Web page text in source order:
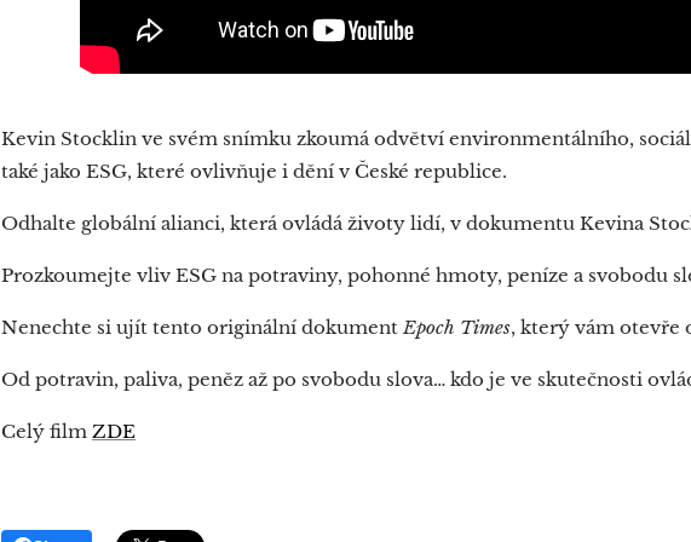
Kevin Stocklin ve svém snímku zkoumá odvětví environmentálního,
také jako ESG, které ovlivňuje i dění v České republice.
Odhalte globální alianci, která ovládá životy lidí, v dokumentu Kevina
Prozkoumejte vliv ESG na potraviny, pohonné hmoty, peníze a svobodu
Nenechte si ujít tento originální dokumentEpoch Times, který vám otevře
Od potravin, paliva, peněz až po svobodu slova… kdo je ve skutečnosti
Celý film ZDE